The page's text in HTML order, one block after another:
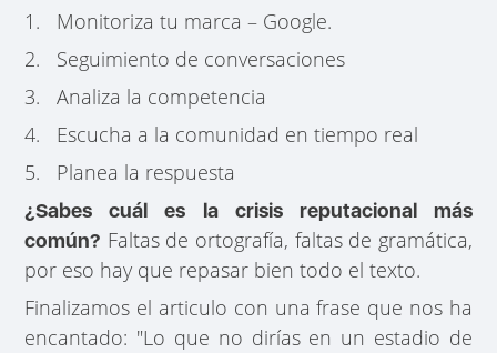
1. Monitoriza tu marca – Google.
2. Seguimiento de conversaciones
3. Analiza la competencia
4. Escucha a la comunidad en tiempo real
5. Planea la respuesta
¿Sabes cuál es la crisis reputacional más
común? Faltas de ortografía, faltas de gramática,
por eso hay que repasar bien todo el texto.
Finalizamos el articulo con una frase que nos ha
encantado: "Lo que no dirías en un estadio de